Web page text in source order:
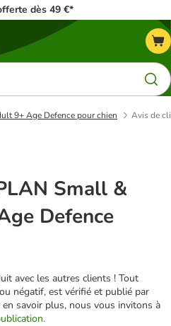
dès 49 €*
9+ Age Defence pour chien Avis de
Small &
Defence
avec les autres clients ! Tout
négatif, est vérifié et publié par
savoir plus, nous vous invitons à